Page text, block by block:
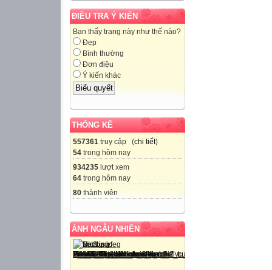
ĐIỀU TRA Ý KIẾN
Bạn thấy trang này như thế nào?
Đẹp
Bình thường
Đơn điệu
Ý kiến khác
THỐNG KÊ
557361 truy cập (chi tiết)
54 trong hôm nay
934235 lượt xem
64 trong hôm nay
80 thành viên
ẢNH NGẪU NHIÊN